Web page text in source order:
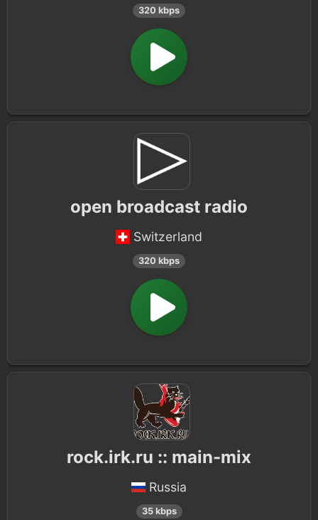
320 kbps
open broadcast radio
Switzerland
320 kbps
rock.irk.ru :: main-mix
Russia
35 kbps